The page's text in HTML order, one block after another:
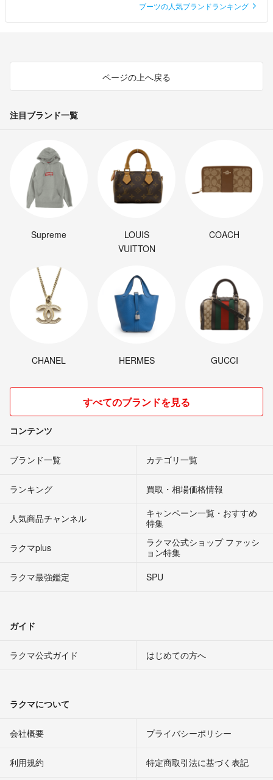
ブーツの人気ブランドランキング
ページの上へ戻る
注目ブランド一覧
Supreme
LOUIS
VUITTON
COACH
CHANEL HERMES GUCCI
すべてのブランドを見る
コンテンツ
ブランド一覧 カテゴリ一覧
ランキング 買取・相場価格情報
人気商品チャンネル
キャンペーン一覧・おすすめ
特集
ラクマplus
ラクマ公式ショップ ファッシ
ョン特集
ラクマ最強鑑定
SPU
ガイド
ラクマ公式ガイド はじめての方へ
ラクマについて
会社概要 プライバシーポリシー
利用規約 特定商取引法に基づく表記